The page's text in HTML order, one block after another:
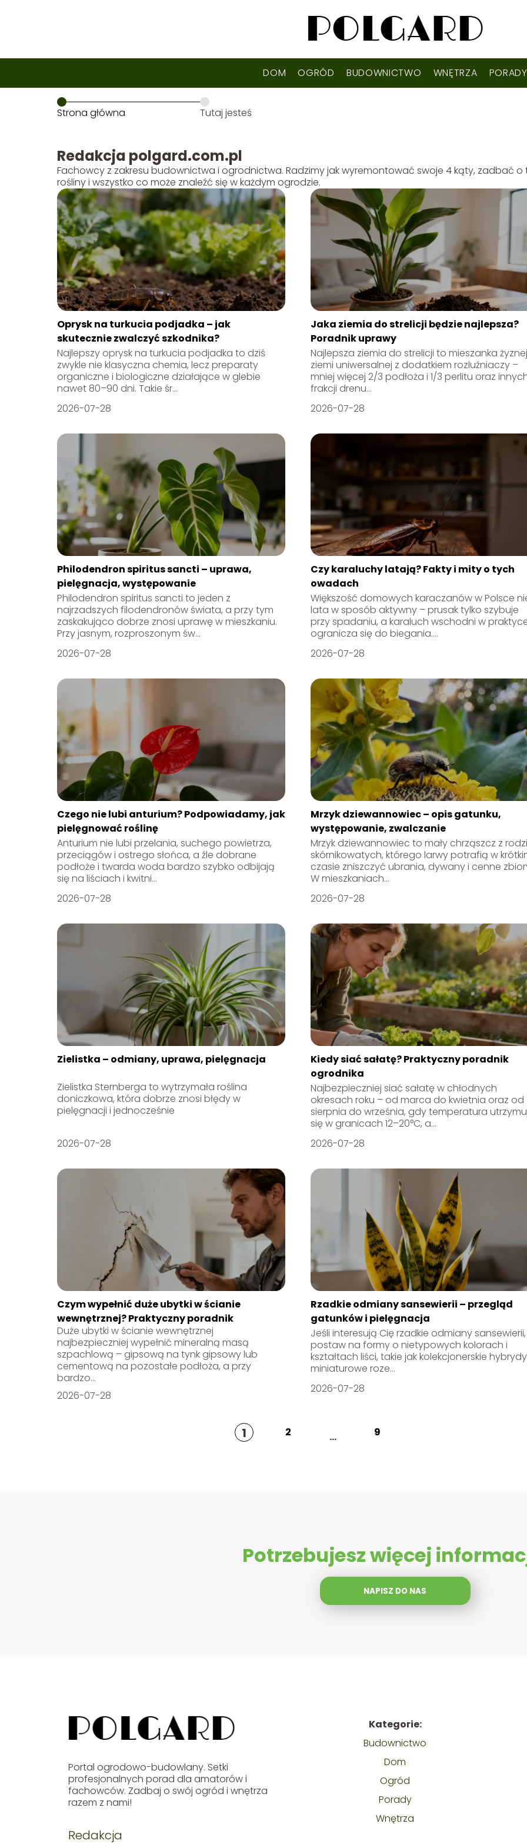
DOM OGRÓD BUDOWNICTWO WNĘTRZA PORADY
Strona główna Tutaj jesteś
Redakcja polgard.com.pl
Fachowcy z zakresu budownictwa i ogrodnictwa. Radzimy jak wyremontować swoje 4 kąty, zadbać o
rośliny i wszystko co może znaleźć się w każdym ogrodzie.
Oprysk na turkucia podjadka – jak
skutecznie zwalczyć szkodnika?
Najlepszy oprysk na turkucia podjadka to dziś
zwykle nie klasyczna chemia, lecz preparaty
organiczne i biologiczne działające w glebie
nawet 80–90 dni. Takie śr...
2026-07-28
Jaka ziemia do strelicji będzie najlepsza?
Poradnik uprawy
Najlepsza ziemia do strelicji to mieszanka
ziemi uniwersalnej z dodatkiem rozluźniaczy –
mniej więcej 2/3 podłoża i 1/3 perlitu oraz
frakcji drenu...
2026-07-28
Philodendron spiritus sancti – uprawa,
pielęgnacja, występowanie
Philodendron spiritus sancti to jeden z
najrzadszych filodendronów świata, a przy tym
zaskakująco dobrze znosi uprawę w mieszkaniu.
Przy jasnym, rozproszonym św...
2026-07-28
Czy karaluchy latają? Fakty i mity o tych
owadach
Większość domowych karaczanów w Polsce
lata w sposób aktywny – prusak tylko szybuje
przy spadaniu, a karaluch wschodni w
ogranicza się do biegania....
2026-07-28
Czego nie lubi anturium? Podpowiadamy, jak
pielęgnować roślinę
Anturium nie lubi przelania, suchego powietrza,
przeciągów i ostrego słońca, a źle dobrane
podłoże i twarda woda bardzo szybko odbijają
się na liściach i kwitni...
2026-07-28
Mrzyk dziewannowiec – opis gatunku,
występowanie, zwalczanie
Mrzyk dziewannowiec to mały chrząszcz z
skórnikowatych, którego larwy potrafią w
czasie zniszczyć ubrania, dywany i cenne
W mieszkaniach...
2026-07-28
Zielistka – odmiany, uprawa, pielęgnacja
Zielistka Sternberga to wytrzymała roślina
doniczkowa, która dobrze znosi błędy w
pielęgnacji i jednocześnie
2026-07-28
Kiedy siać sałatę? Praktyczny poradnik
ogrodnika
Najbezpieczniej siać sałatę w chłodnych
okresach roku – od marca do kwietnia oraz od
sierpnia do września, gdy temperatura
się w granicach 12–20°C, a...
2026-07-28
Czym wypełnić duże ubytki w ścianie
wewnętrznej? Praktyczny poradnik
Duże ubytki w ścianie wewnętrznej
najbezpieczniej wypełnić mineralną masą
szpachlową – gipsową na tynk gipsowy lub
cementową na pozostałe podłoża, a przy
bardzo...
2026-07-28
Rzadkie odmiany sansewierii – przegląd
gatunków i pielęgnacja
Jeśli interesują Cię rzadkie odmiany sansewierii,
postaw na formy o nietypowych kolorach i
kształtach liści, takie jak kolekcjonerskie
miniaturowe roze...
2026-07-28
1 2 ... 9
Potrzebujesz więcej
NAPISZ DO NAS
Portal ogrodowo-budowlany. Setki
profesjonalnych porad dla amatorów i
fachowców. Zadbaj o swój ogród i wnętrza
razem z nami!
Redakcja
Kategorie:
Budownictwo
Dom
Ogród
Porady
Wnętrza